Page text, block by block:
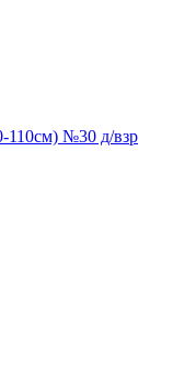
110см) №30 д/взр